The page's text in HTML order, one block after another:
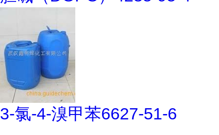
3-氯-4-溴甲苯6627-51-6